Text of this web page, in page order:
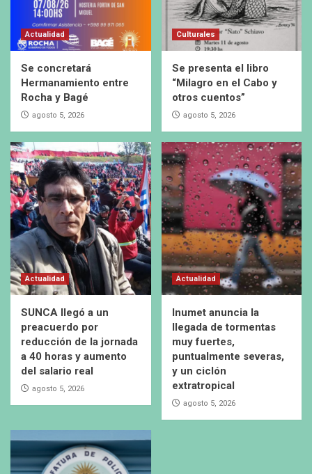
Actualidad
Se concretará
Hermanamiento entre
Rocha y Bagé
agosto 5, 2026
Culturales
Se presenta el libro
“Milagro en el Cabo y
otros cuentos”
agosto 5, 2026
Actualidad
SUNCA llegó a un
preacuerdo por
reducción de la jornada
a 40 horas y aumento
del salario real
agosto 5, 2026
Actualidad
Inumet anuncia la
llegada de tormentas
muy fuertes,
puntualmente severas,
y un ciclón
extratropical
agosto 5, 2026